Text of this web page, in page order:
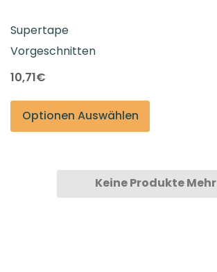
Supertape
Vorgeschnitten
10,71€
Optionen Auswählen
Keine Produkte Mehr